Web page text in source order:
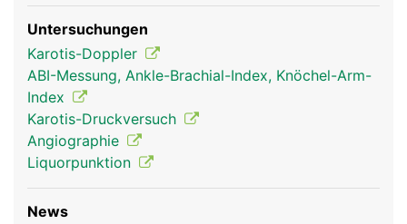
Schädelknochen und den umgebenden Hirnhäuten,
zwischen denen die Hirn-Rückenmark-Flüssigkeit
(Liquor) fliesst, um Stösse abzudämpfen. Über den
Liquor wird das Gehirn auch mit Nährstoffen
versorgt.
Untersuchungen
Karotis-Doppler
ABI-Messung, Ankle-Brachial-Index, Knöchel-Arm-
Index
Karotis-Druckversuch
Angiographie
Liquorpunktion
News